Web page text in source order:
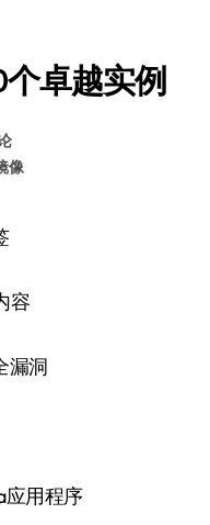
卓越实例
像
容
漏洞
应用程序